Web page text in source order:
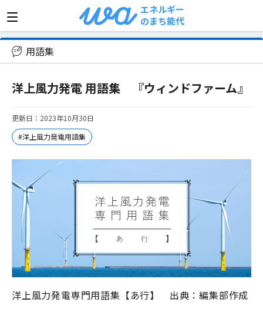
エネルギー
のまち能代
洋上風力発電 用語集 『ウィンドファーム』
用語集
洋上風力発電 用語集 『ウィンドファーム』
更新日：2023年10月30日
#洋上風力発電用語集
洋上風力発電専門用語集【あ行】 出典：編集部作成